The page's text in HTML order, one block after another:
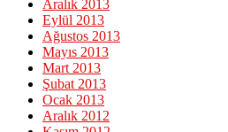
Aralık 2013
Eylül 2013
Ağustos 2013
Mayıs 2013
Mart 2013
Şubat 2013
Ocak 2013
Aralık 2012